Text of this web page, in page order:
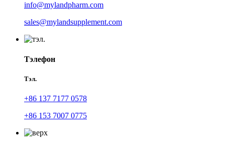
info@mylandpharm.com
sales@mylandsupplement.com
Тэлефон
Тэл.
+86 137 7177 0578
+86 153 7007 0775